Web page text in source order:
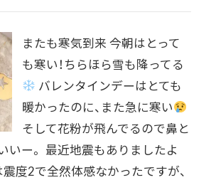
またも寒気到来 今朝はとって
も寒い！ちらほら雪も降ってる
バレンタインデーはとても
暖かったのに、また急に寒い
そして花粉が飛んでるので鼻と
いー。 最近地震もありましたよ
震度2で全然体感なかったですが、